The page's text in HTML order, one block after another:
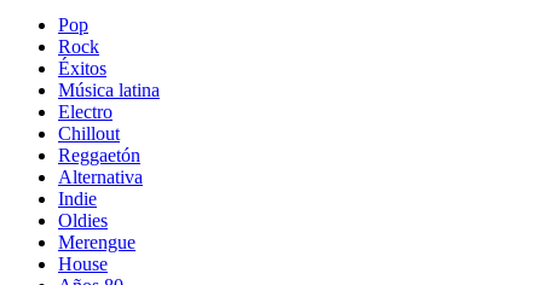
Pop
Rock
Éxitos
Música latina
Electro
Chillout
Reggaetón
Alternativa
Indie
Oldies
Merengue
House